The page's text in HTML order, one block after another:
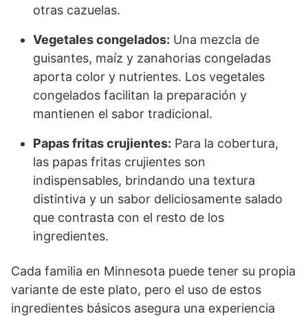
otras cazuelas.
Vegetales congelados: Una mezcla de
guisantes, maíz y zanahorias congeladas
aporta color y nutrientes. Los vegetales
congelados facilitan la preparación y
mantienen el sabor tradicional.
Papas fritas crujientes: Para la cobertura,
las papas fritas crujientes son
indispensables, brindando una textura
distintiva y un sabor deliciosamente salado
que contrasta con el resto de los
ingredientes.
Cada familia en Minnesota puede tener su propia
variante de este plato, pero el uso de estos
ingredientes básicos asegura una experiencia